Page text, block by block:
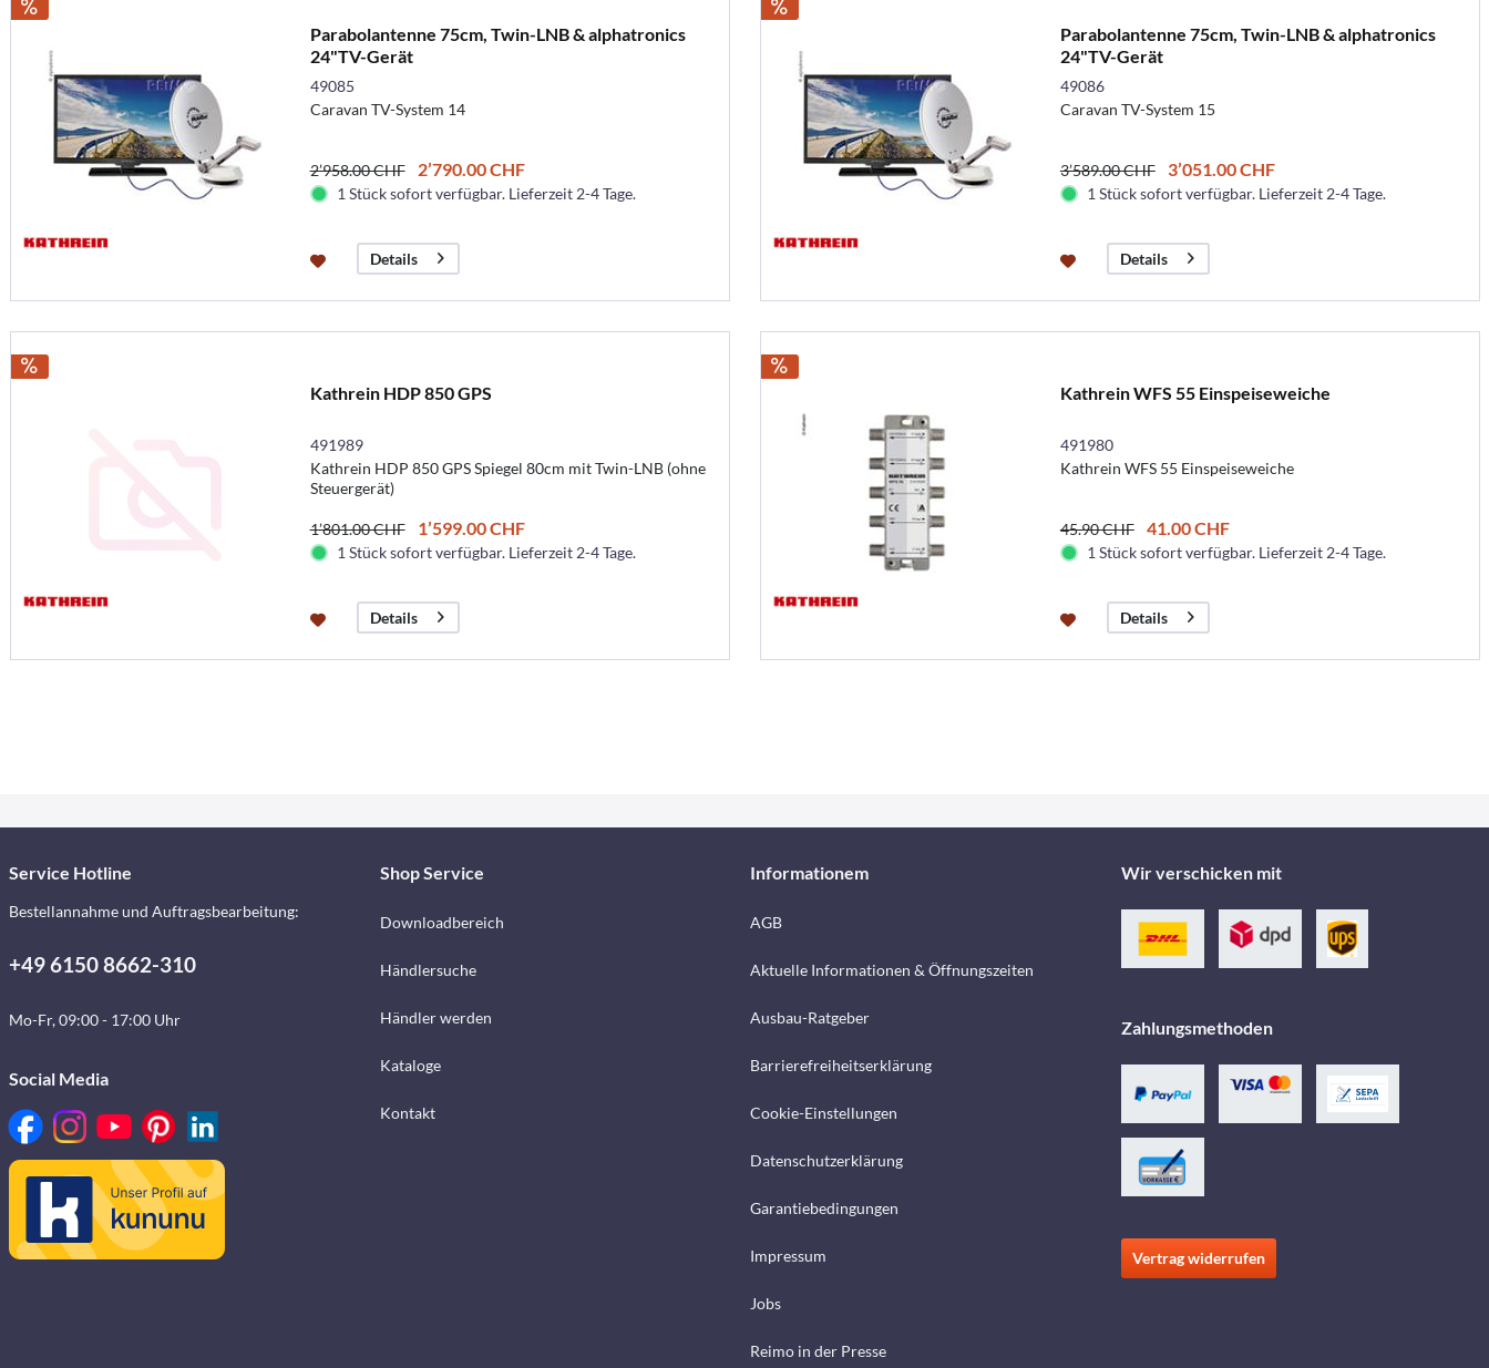
Parabolantenne 75cm, Twin-LNB & alphatronics
24"TV-Gerät
49085
Caravan TV-System 14
2’958.00 CHF 2’790.00 CHF
1 Stück sofort verfügbar. Lieferzeit 2-4 Tage.
Details
Parabolantenne 75cm, Twin-LNB & alphatronics
24"TV-Gerät
49086
Caravan TV-System 15
3’589.00 CHF 3’051.00 CHF
1 Stück sofort verfügbar. Lieferzeit 2-4 Tage.
Details
Kathrein HDP 850 GPS
491989
Kathrein HDP 850 GPS Spiegel 80cm mit Twin-LNB (ohne
Steuergerät)
1’801.00 CHF 1’599.00 CHF
1 Stück sofort verfügbar. Lieferzeit 2-4 Tage.
Details
Kathrein WFS 55 Einspeiseweiche
491980
Kathrein WFS 55 Einspeiseweiche
45.90 CHF 41.00 CHF
1 Stück sofort verfügbar. Lieferzeit 2-4 Tage.
Details
Service Hotline
Bestellannahme und Auftragsbearbeitung:
+49 6150 8662-310
Mo-Fr, 09:00 - 17:00 Uhr
Social Media
Shop Service
Downloadbereich
Händlersuche
Händler werden
Kataloge
Kontakt
Informationem
AGB
Aktuelle Informationen & Öffnungszeiten
Ausbau-Ratgeber
Barrierefreiheitserklärung
Cookie-Einstellungen
Datenschutzerklärung
Garantiebedingungen
Impressum
Jobs
Reimo in der Presse
Wir verschicken mit
Zahlungsmethoden
Vertrag widerrufen